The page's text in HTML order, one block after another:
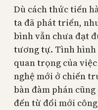
Dù cách thức tiến
ta đã phát triển,
bình vẫn chưa đạt
tương tự. Tình hình
quan trọng của
nghệ mới ở chiến
bàn đàm phán
đến từ đổi mới